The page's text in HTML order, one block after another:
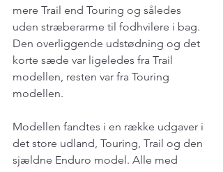
mere Trail end Touring og således
uden stræberarme til fodhvilere i bag.
Den overliggende udstødning og det
korte sæde var ligeledes fra Trail
modellen, resten var fra Touring
modellen.
Modellen fandtes i en række udgaver i
det store udland, Touring, Trail og den
sjældne Enduro model. Alle med